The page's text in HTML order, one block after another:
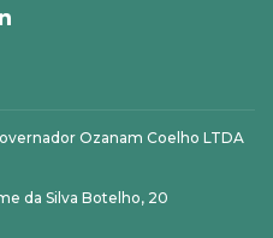
Ozanam Coelho LTDA
da Silva Botelho, 20